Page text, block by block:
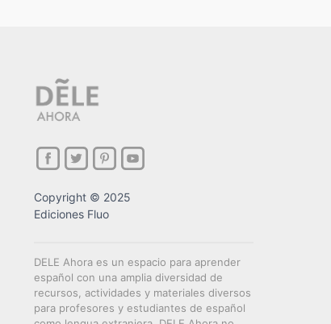
Copyright © 2025
Ediciones Fluo
DELE Ahora es un espacio para aprender
español con una amplia diversidad de
recursos, actividades y materiales diversos
para profesores y estudiantes de español